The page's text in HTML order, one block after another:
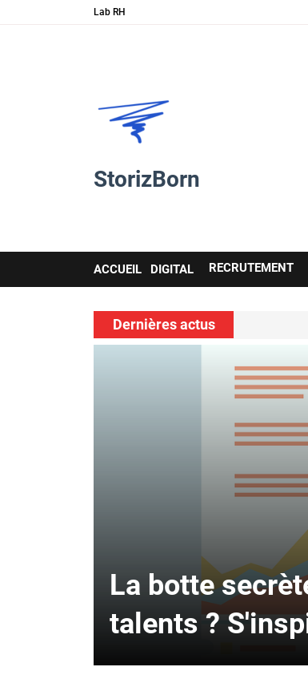
Lab RH
StorizBorn
Main
navigation
ACCUEIL DIGITAL RECRUTEMENT
Dernières actus
La botte
talents ?